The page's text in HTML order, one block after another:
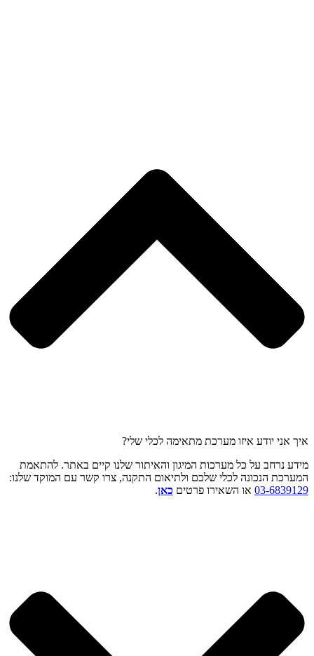
איך אני יודע איזו מערכת מתאימה לכלי שלי?
מידע נרחב על כל מערכות המיגון והאיתור שלנו קיים באתר. להתאמת
המערכת הנכונה לכלי שלכם ולתיאום התקנה, צרו קשר עם המוקד שלנו:
03-6839129 או השאירו פרטים כאן.